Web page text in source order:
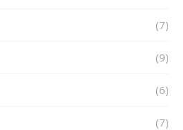
(7)
(9)
(6)
(7)